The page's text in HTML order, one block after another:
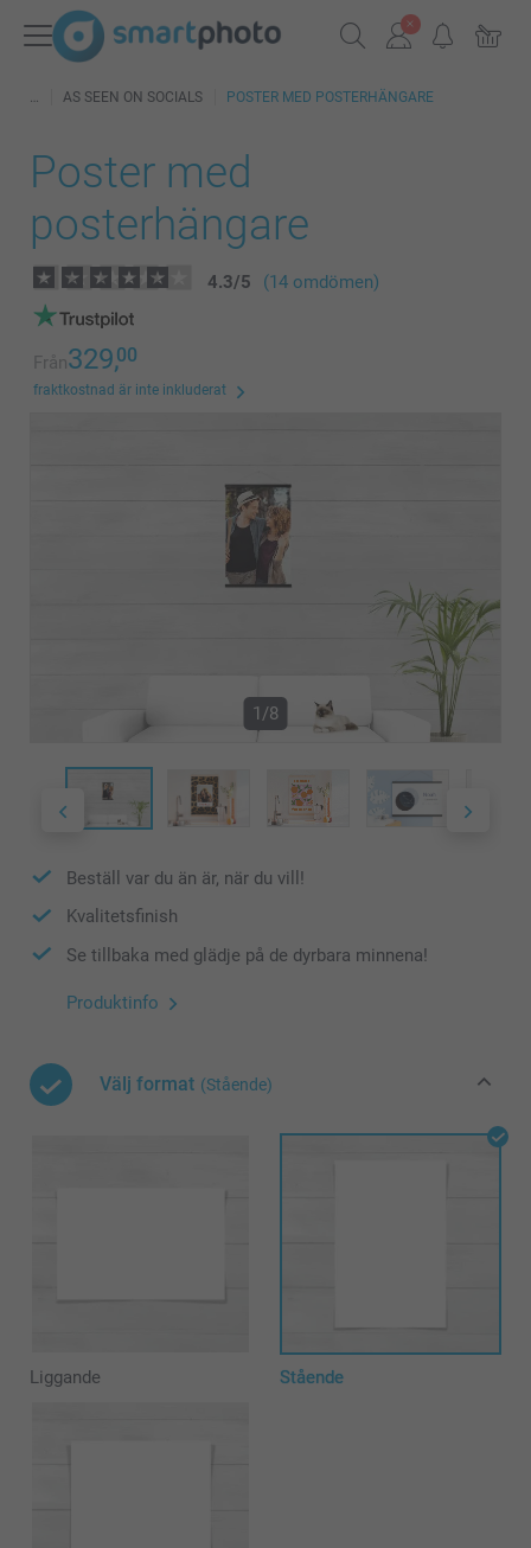
AS SEEN ON SOCIALS POSTER MED POSTERHÄNGARE
Poster med
posterhängare
4.3/5 (14 omdömen)
Från329,00
fraktkostnad är inte inkluderat
1/8
Beställ var du än är, när du vill!
Kvalitetsfinish
Se tillbaka med glädje på de dyrbara minnena!
Produktinfo
Välj format (Stående)
Liggande Stående